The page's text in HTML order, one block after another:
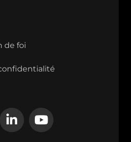
de foi